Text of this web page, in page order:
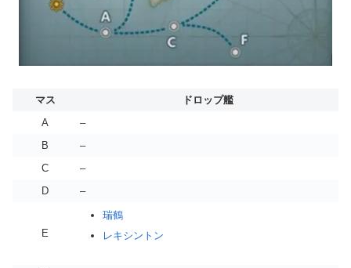
マス
ドロップ艦
A
–
B
–
C
–
D
–
E
瑞鶴
レキシントン